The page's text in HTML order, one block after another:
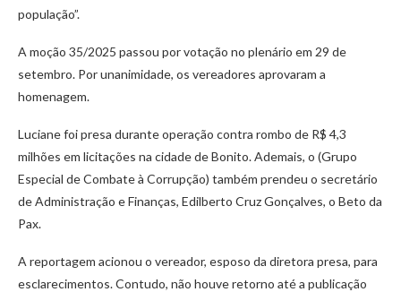
população”.
A moção 35/2025 passou por votação no plenário em 29 de
setembro. Por unanimidade, os vereadores aprovaram a
homenagem.
Luciane foi presa durante operação contra rombo de R$ 4,3
milhões em licitações na cidade de Bonito. Ademais, o (Grupo
Especial de Combate à Corrupção) também prendeu o secretário
de Administração e Finanças, Edilberto Cruz Gonçalves, o Beto da
Pax.
A reportagem acionou o vereador, esposo da diretora presa, para
esclarecimentos. Contudo, não houve retorno até a publicação